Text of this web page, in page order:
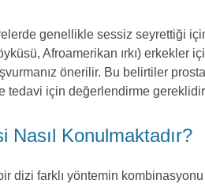
genellikle sessiz seyrettiği
Afroamerikan ırkı) erkekler
önerilir. Bu belirtiler
tedavi için değerlendirme
Nasıl Konulmaktadır?
dizi farklı yöntemin